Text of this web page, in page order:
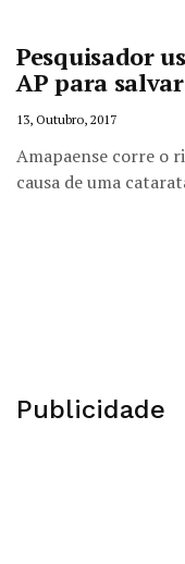
Pesquisador
AP para
13, Outubro, 2017
Amapaense corre o
causa de uma
Publicidade